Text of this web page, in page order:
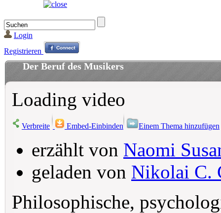
Login
Registrieren
Der Beruf des Musikers
Loading video
Verbreite Embed-Einbinden Einem Thema hinzufügen
erzählt von Naomi
geladen von Nikolai C.
Philosophische,